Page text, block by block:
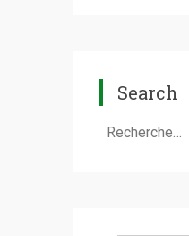
Search
Rechercher :